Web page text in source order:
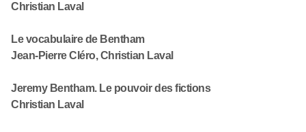
Christian Laval
Le vocabulaire de Bentham
Jean-Pierre Cléro, Christian Laval
Jeremy Bentham. Le pouvoir des fictions
Christian Laval